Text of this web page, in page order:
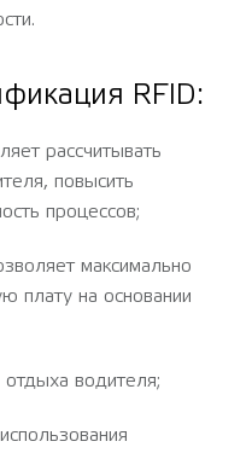
RFID:
рассчитывать
повысить
процессов;
максимально
плату на основании
водителя;